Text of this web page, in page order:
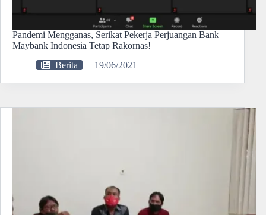
Pandemi Mengganas, Serikat Pekerja Perjuangan Bank
Maybank Indonesia Tetap Rakornas!
Berita
19/06/2021